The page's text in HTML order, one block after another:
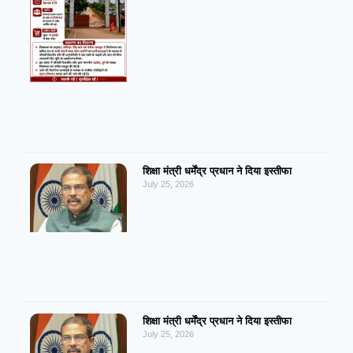
शिक्षा मंत्री धर्मेंद्र प्रधान ने दिया इस्तीफा
July 25, 2026
शिक्षा मंत्री धर्मेंद्र प्रधान ने दिया इस्तीफा
July 25, 2026